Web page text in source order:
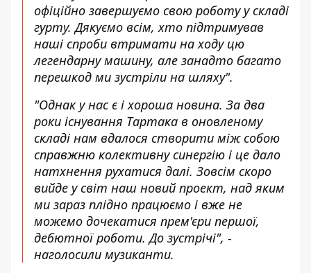
офіційно завершуємо свою роботу у складі
гурту. Дякуємо всім, хто підтримував
наші спроби втримати на ходу цю
легендарну машину, але занадто багато
перешкод ми зустріли на шляху".
"Однак у нас є і хороша новина. За два
роки існування Тартака в оновленому
складі нам вдалося створити між собою
справжню колективну синергію і це дало
натхнення рухатися далі. Зовсім скоро
вийде у світ наш новий проект, над яким
ми зараз плідно працюємо і вже не
можемо дочекатися прем'єри першої,
дебютної роботи. До зустрічі", -
наголосили музиканти.